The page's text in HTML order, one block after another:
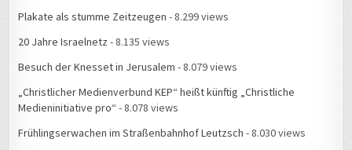
Plakate als stumme Zeitzeugen - 8.299 views
20 Jahre Israelnetz - 8.135 views
Besuch der Knesset in Jerusalem - 8.079 views
„Christlicher Medienverbund KEP“ heißt künftig „Christliche
Medieninitiative pro“ - 8.078 views
Frühlingserwachen im Straßenbahnhof Leutzsch - 8.030 views